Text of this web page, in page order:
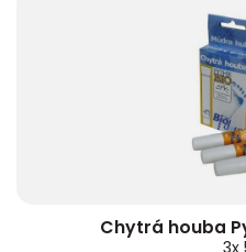
Chytrá houba